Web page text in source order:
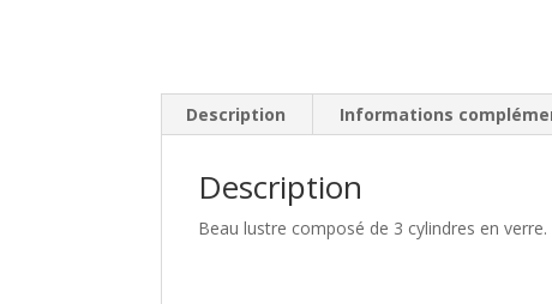
Description Informations
Description
Beau lustre composé de 3 cylindres en